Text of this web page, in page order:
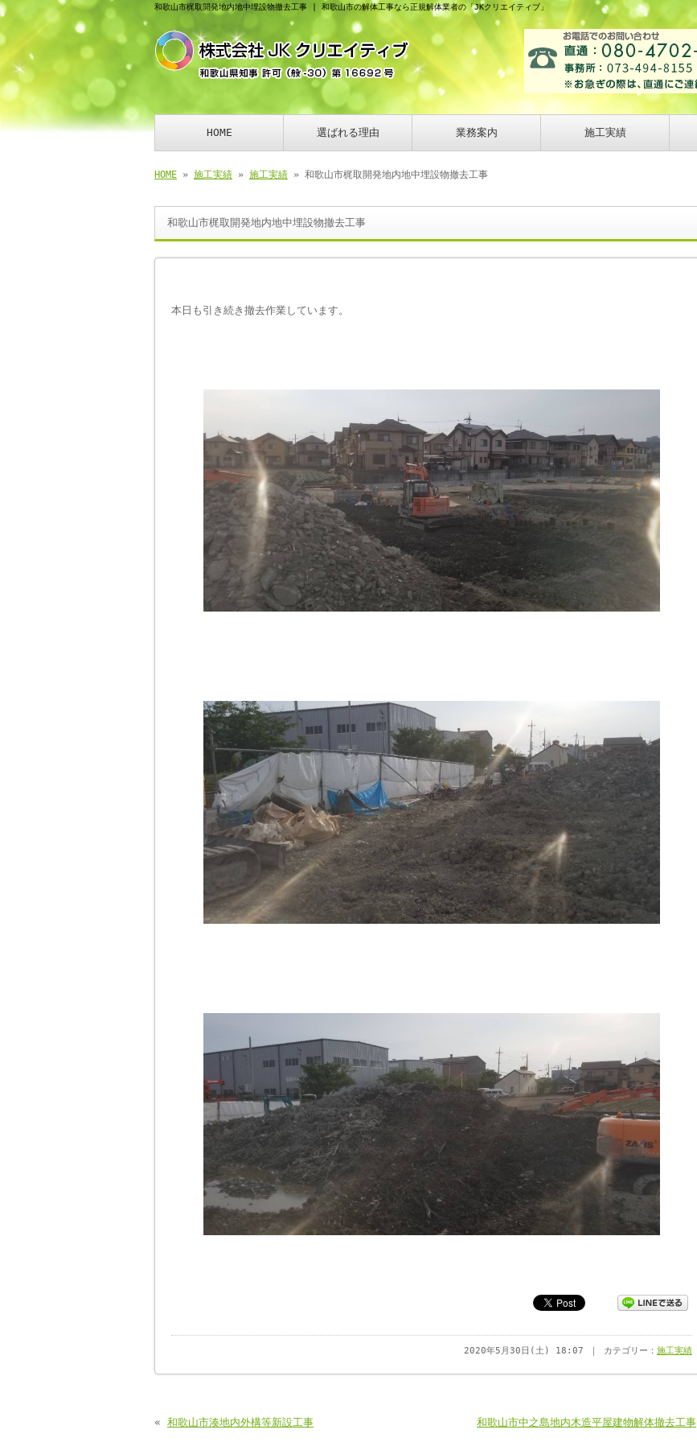
和歌山市梶取開発地内地中埋設物撤去工事 | 和歌山市の解体工事なら正規解体業者の「JKクリエイティブ」
HOME 選ばれる理由 業務案内 施工実績
HOME » 施工実績 » 施工実績 » 和歌山市梶取開発地内地中埋設物撤去工事
和歌山市梶取開発地内地中埋設物撤去工事
本日も引き続き撤去作業しています。
2020年5月30日(土) 18:07 ｜ カテゴリー： 施工実績
« 和歌山市湊地内外構等新設工事 和歌山市中之島地内木造平屋建物解体撤去工事